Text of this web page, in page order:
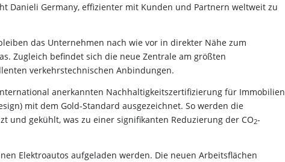
Danieli Germany, effizienter mit Kunden und Partnern weltweit zu
das Unternehmen nach wie vor in direkter Nähe zum
Zugleich befindet sich die neue Zentrale am größten
verkehrstechnischen Anbindungen.
anerkannten Nachhaltigkeitszertifizierung für Immobilien
mit dem Gold-Standard ausgezeichnet. So werden die
und gekühlt, was zu einer signifikanten Reduzierung der CO2-
Elektroautos aufgeladen werden. Die neuen Arbeitsflächen